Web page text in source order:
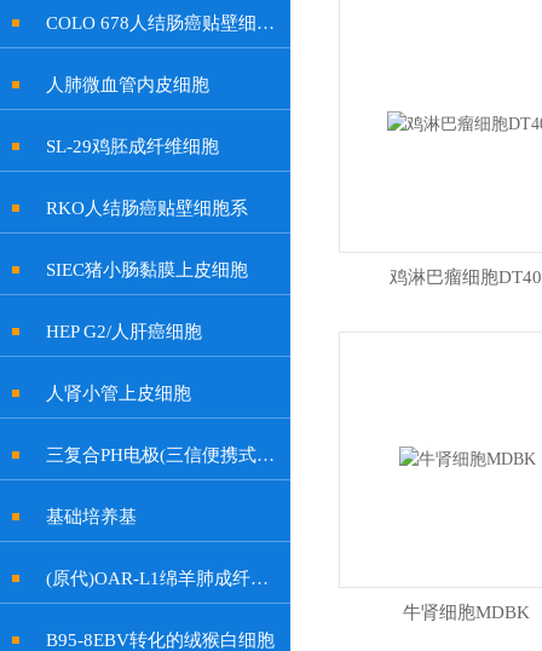
COLO 678人结肠癌贴壁细胞系
人肺微血管内皮细胞
SL-29鸡胚成纤维细胞
RKO人结肠癌贴壁细胞系
SIEC猪小肠黏膜上皮细胞
HEP G2/人肝癌细胞
人肾小管上皮细胞
三复合PH电极(三信便携式余氯计电极, 特制插口)
基础培养基
(原代)OAR-L1绵羊肺成纤维细胞
B95-8EBV转化的绒猴白细胞
鸡淋巴瘤细胞DT40
牛肾细胞MDBK